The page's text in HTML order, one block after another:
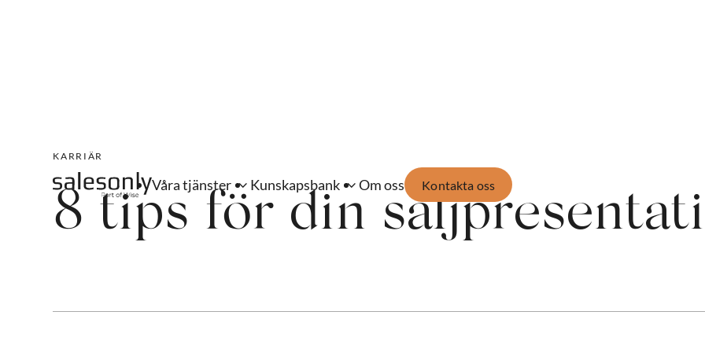
Våra tjänster Kunskapsbank Om oss Kontakta oss
KARRIÄR
8 tips för din